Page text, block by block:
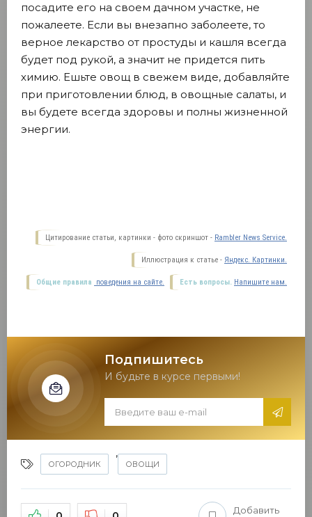
посадите его на своем дачном участке, не
пожалеете. Если вы внезапно заболеете, то
верное лекарство от простуды и кашля всегда
будет под рукой, а значит не придется пить
химию. Ешьте овощ в свежем виде, добавляйте
при приготовлении блюд, в овощные салаты, и
вы будете всегда здоровы и полны жизненной
энергии.
Цитирование статьи, картинки - фото скриншот - Rambler News Service.
Иллюстрация к статье - Яндекс. Картинки.
Есть вопросы. Напишите нам.
Общие правила поведения на сайте.
Подпишитесь
И будьте в курсе первыми!
ОГОРОДНИК
,
ОВОЩИ
Добавить